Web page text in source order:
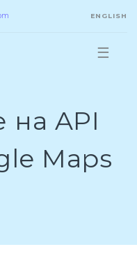
ENGLISH
☰
на API
Maps